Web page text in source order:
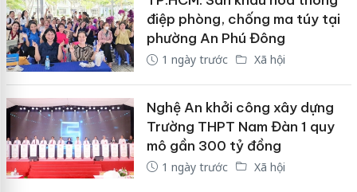
điệp phòng, chống ma túy tại
phường An Phú Đông
1 ngày trước Xã hội
Nghệ An khởi công xây dựng
Trường THPT Nam Đàn 1 quy
mô gần 300 tỷ đồng
1 ngày trước Xã hội